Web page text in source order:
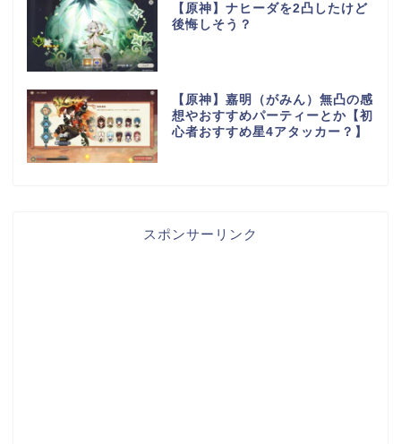
【原神】ナヒーダを2凸したけど
後悔しそう？
【原神】嘉明（がみん）無凸の感
想やおすすめパーティーとか【初
心者おすすめ星4アタッカー？】
スポンサーリンク